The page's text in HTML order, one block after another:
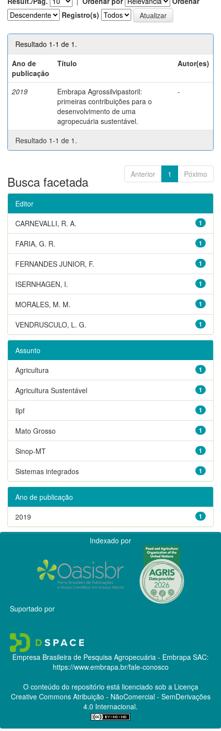
Registro(s)
Resultado 1-1 de 1.
Ano de
publicação
Título Autor(es)
2019
Embrapa Agrossilvipastoril:
primeiras contribuições para o
desenvolvimento de uma
agropecuária sustentável.
-
Resultado 1-1 de 1.
Anterior 1 Póximo
Busca facetada
Editor
1
CARNEVALLI, R. A.
1
FARIA, G. R.
1
FERNANDES JUNIOR, F.
1
ISERNHAGEN, I.
1
MORALES, M. M.
1
VENDRUSCULO, L. G.
Assunto
1
Agricultura
1
Agricultura Sustentável
1
Ilpf
1
Mato Grosso
1
Sinop-MT
1
Sistemas integrados
Ano de publicação
1
2019
Indexado por
Suportado por
Empresa Brasileira de Pesquisa Agropecuária - Embrapa SAC:
https://www.embrapa.br/fale-conosco
O conteúdo do repositório está licenciado sob a Licença
Creative CommonsAtribuição - NãoComercial - SemDerivações
4.0 Internacional.